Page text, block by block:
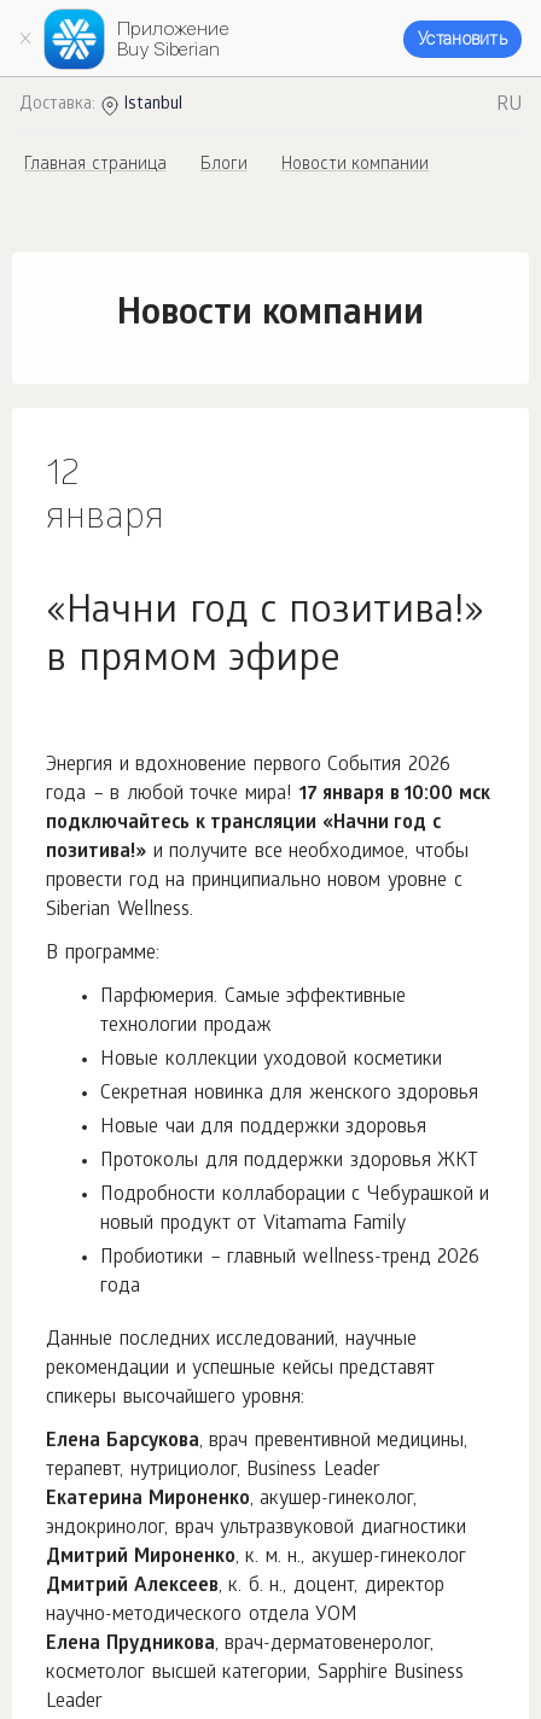
Приложение
Buy Siberian
Установить
Доставка: Istanbul RU
Главная страница Блоги Новости компании
Новости компании
12
января
«Начни год с позитива!»
в прямом эфире
Энергия и вдохновение первого События 2026
года – в любой точке мира! 17 января в 10:00 мск
подключайтесь к трансляции «Начни год с
позитива!» и получите все необходимое, чтобы
провести год на принципиально новом уровне с
Siberian Wellness.
В программе:
Парфюмерия. Самые эффективные
технологии продаж
Новые коллекции уходовой косметики
Секретная новинка для женского здоровья
Новые чаи для поддержки здоровья
Протоколы для поддержки здоровья ЖКТ
Подробности коллаборации с Чебурашкой и
новый продукт от Vitamama Family
Пробиотики – главный wellness-тренд 2026
года
Данные последних исследований, научные
рекомендации и успешные кейсы представят
спикеры высочайшего уровня:
Елена Барсукова, врач превентивной медицины,
терапевт, нутрициолог, Business Leader
Екатерина Мироненко, акушер-гинеколог,
эндокринолог, врач ультразвуковой диагностики
Дмитрий Мироненко, к. м. н., акушер-гинеколог
Дмитрий Алексеев, к. б. н., доцент, директор
научно-методического отдела УОМ
Елена Прудникова, врач-дерматовенеролог,
косметолог высшей категории, Sapphire Business
Leader